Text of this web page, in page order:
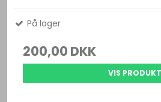
På lager
200,00 DKK
VIS PRODUKT